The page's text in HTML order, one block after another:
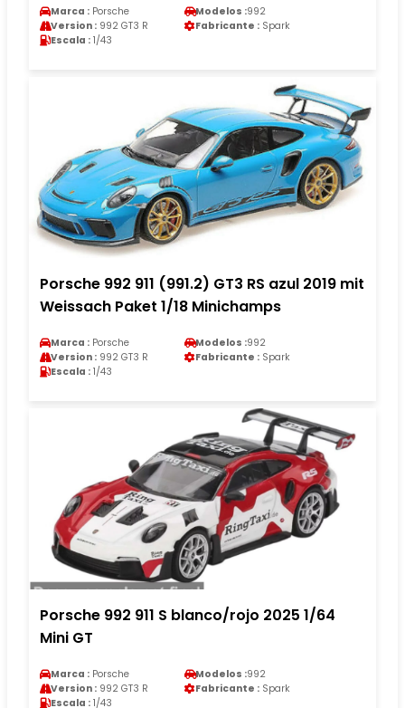
Marca : Porsche Modelos :992
Version : 992 GT3 R Fabricante : Spark
Escala : 1/43
Porsche 992 911 (991.2) GT3 RS azul 2019 mit
Weissach Paket 1/18 Minichamps
Marca : Porsche Modelos :992
Version : 992 GT3 R Fabricante : Spark
Escala : 1/43
Porsche 992 911 S blanco/rojo 2025 1/64
Mini GT
Marca : Porsche Modelos :992
Version : 992 GT3 R Fabricante : Spark
Escala : 1/43